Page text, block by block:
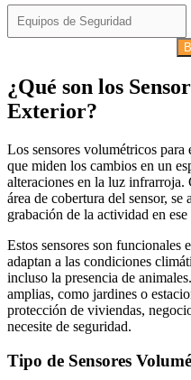
¿Qué son los
Exterior?
Los sensores volumétricos
que miden los cambios en un
alteraciones en la luz infrarroja.
área de cobertura del sensor,
grabación de la actividad en ese
Estos sensores son funcionales
adaptan a las condiciones
incluso la presencia de
amplias, como jardines o
protección de viviendas,
necesite de seguridad.
Tipo de Sensores